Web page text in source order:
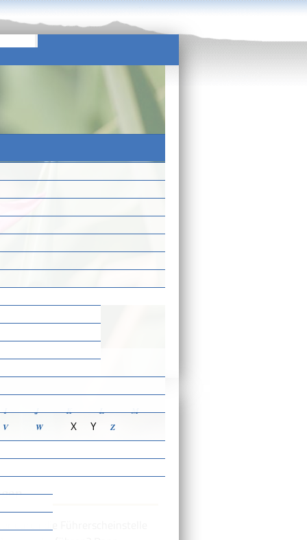
I J K L
M
V W X Y Z
durch die Führerscheinstelle